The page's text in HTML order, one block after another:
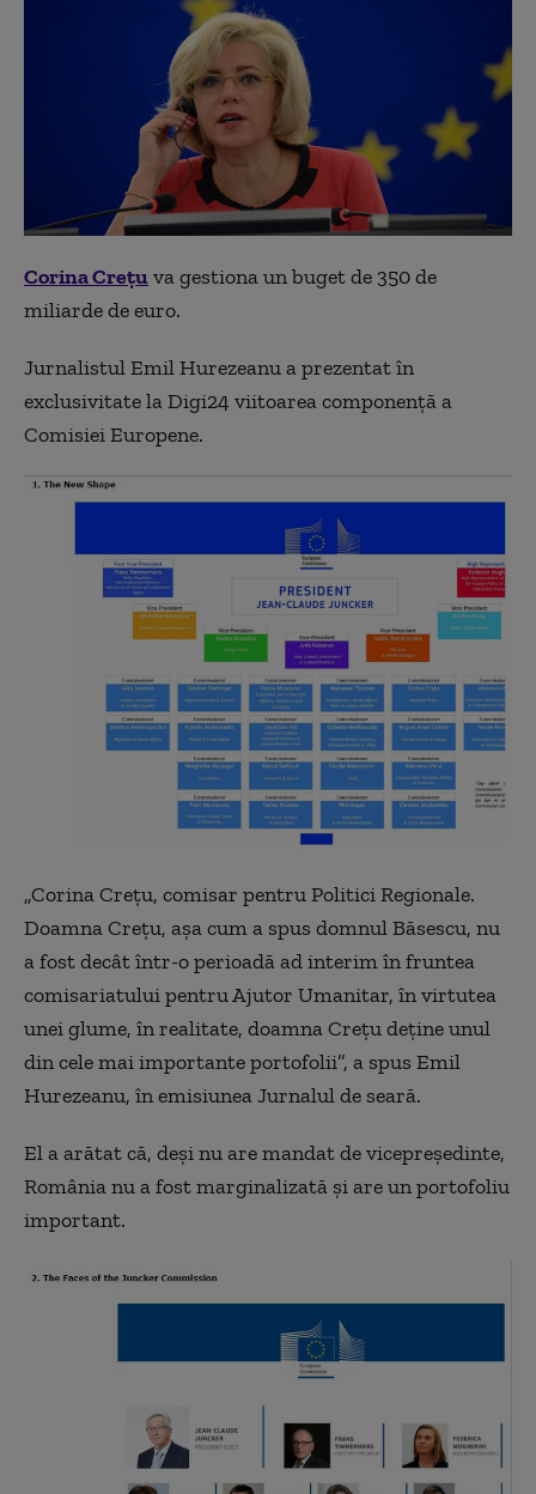
Corina Creţuva gestiona un buget de 350 de
miliarde de euro.
Jurnalistul Emil Hurezeanu a prezentat în
exclusivitate la Digi24 viitoarea componență a
Comisiei Europene.
„Corina Crețu, comisar pentru Politici Regionale.
Doamna Crețu, așa cum a spus domnul Băsescu, nu
a fost decât într-o perioadă ad interim în fruntea
comisariatului pentru Ajutor Umanitar, în virtutea
unei glume, în realitate, doamna Crețu deține unul
din cele mai importante portofolii”, a spus Emil
Hurezeanu, în emisiunea Jurnalul de seară.
El a arătat că, deși nu are mandat de vicepreședinte,
România nu a fost marginalizată și are un portofoliu
important.